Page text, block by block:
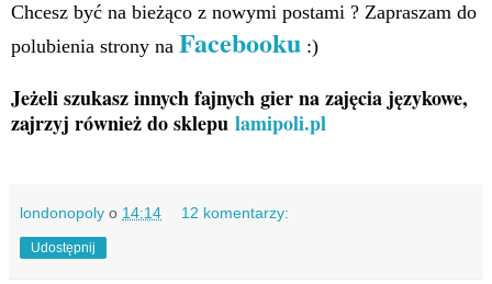
Chcesz być na bieżąco z nowymi postami ? Zapraszam do
polubienia strony na Facebooku :)
Jeżeli szukasz innych fajnych gier na zajęcia językowe,
zajrzyj również do sklepu lamipoli.pl
londonopoly o 14:14 12 komentarzy:
Udostępnij